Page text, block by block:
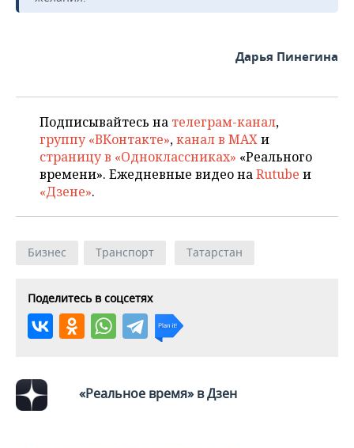
Дарья Пинегина
Подписывайтесь на телеграм-канал,
группу «ВКонтакте»,канал в MAXи
страницу в «Одноклассниках» «Реального
времени». Ежедневные видео наRutube и
«Дзене».
Бизнес Транспорт Татарстан
Поделитесь в соцсетях
«Реальное время» в Дзен